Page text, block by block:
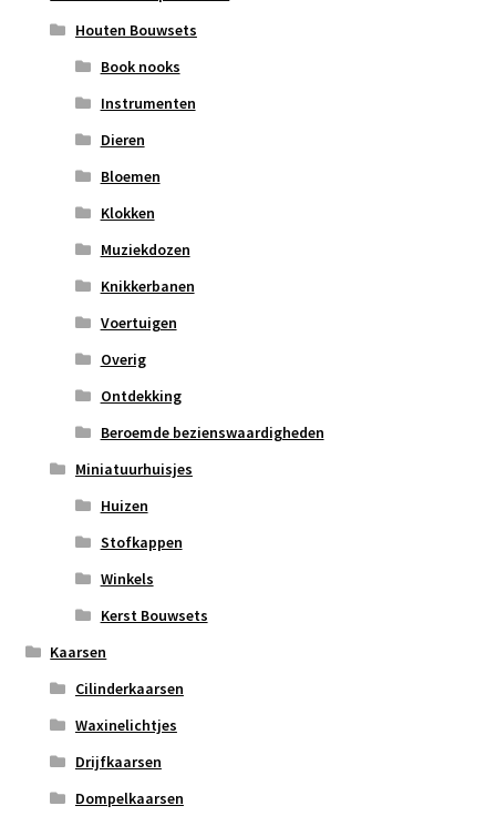
Houten Bouwsets
Book nooks
Instrumenten
Dieren
Bloemen
Klokken
Muziekdozen
Knikkerbanen
Voertuigen
Overig
Ontdekking
Beroemde bezienswaardigheden
Miniatuurhuisjes
Huizen
Stofkappen
Winkels
Kerst Bouwsets
Kaarsen
Cilinderkaarsen
Waxinelichtjes
Drijfkaarsen
Dompelkaarsen